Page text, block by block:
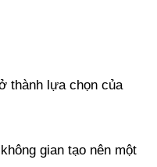
thành lựa chọn của
gian tạo nên một